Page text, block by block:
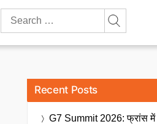
Search
Recent Posts
G7 Summit 2026: फ्रांस